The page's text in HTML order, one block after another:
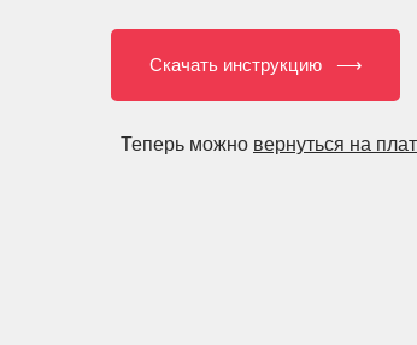
Теперь можно вернуться на
Скачать инструкцию ⟶